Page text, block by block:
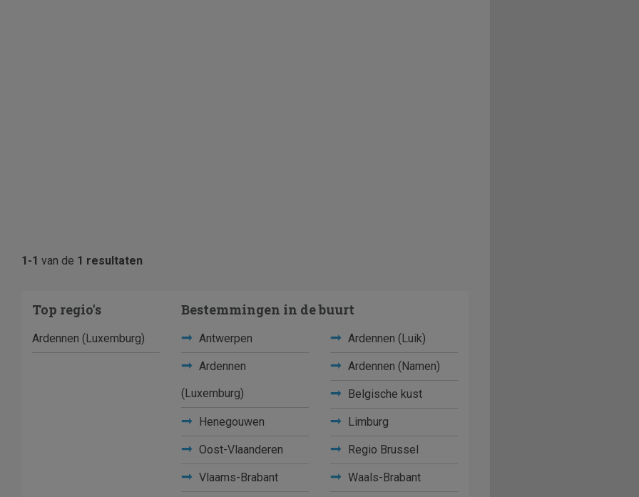
1-1 van de 1 resultaten
Top regio's
Ardennen (Luxemburg)
Bestemmingen in de buurt
Antwerpen Ardennen (Luik)
Ardennen
(Luxemburg)
Ardennen (Namen)
Belgische kust
Henegouwen Limburg
Oost-Vlaanderen Regio Brussel
Vlaams-Brabant Waals-Brabant